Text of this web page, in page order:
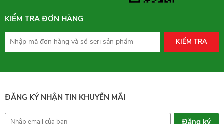
KIỂM TRA ĐƠN HÀNG
KIỂM TRA
ĐĂNG KÝ NHẬN TIN KHUYẾN MÃI